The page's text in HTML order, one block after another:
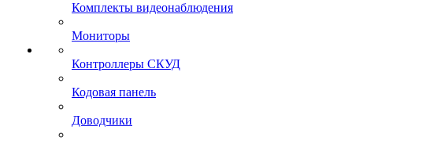
Комплекты видеонаблюдения
Мониторы
Контроллеры СКУД
Кодовая панель
Доводчики